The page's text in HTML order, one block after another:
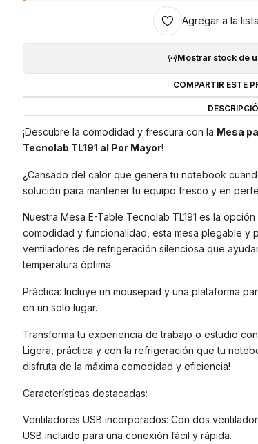
Agregar a la
Mostrar stock de
COMPARTIR ESTE
¡Descubre la comodidad y frescura con la Mesa
Tecnolab TL191 al Por Mayor!
¿Cansado del calor que genera tu notebook
solución para mantener tu equipo fresco y en
Nuestra Mesa E-Table Tecnolab TL191 es la
comodidad y funcionalidad, esta mesa plegable y
ventiladores de refrigeración silenciosa que
temperatura óptima.
Práctica: Incluye un mousepad y una plataforma
en un solo lugar.
Transforma tu experiencia de trabajo o estudio
Ligera, práctica y con la refrigeración que tu
disfruta de la máxima comodidad y eficiencia!
Características destacadas:
Ventiladores USB incorporados: Con dos
USB incluido para una conexión fácil y rápida.